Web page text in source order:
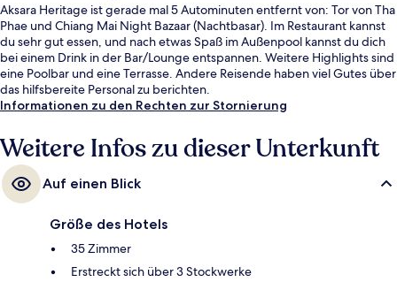
Aksara Heritage ist gerade mal 5 Autominuten entfernt von: Tor von Tha
Phae und Chiang Mai Night Bazaar (Nachtbasar). Im Restaurant kannst
du sehr gut essen, und nach etwas Spaß im Außenpool kannst du dich
bei einem Drink in der Bar/Lounge entspannen. Weitere Highlights sind
eine Poolbar und eine Terrasse. Andere Reisende haben viel Gutes über
das hilfsbereite Personal zu berichten.
Informationen zu den Rechten zur Stornierung
Weitere Infos zu dieser Unterkunft
Auf einen Blick
Größe des Hotels
35 Zimmer
Erstreckt sich über 3 Stockwerke